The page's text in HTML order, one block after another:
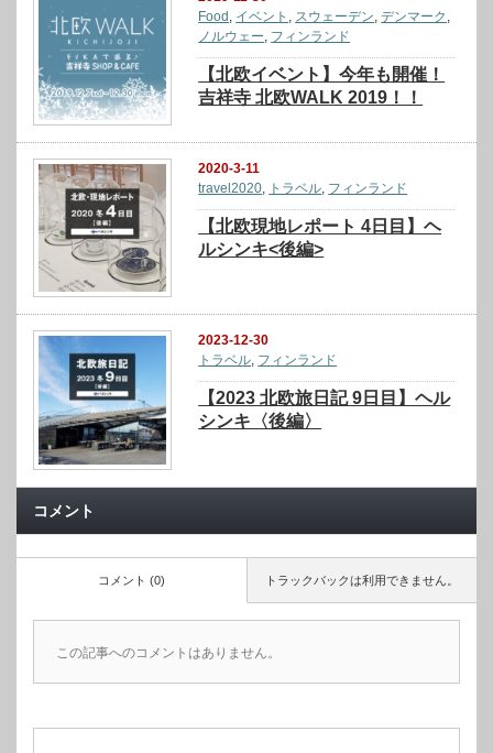
Food イベント スウェーデン ,デンマーク
ノルウェー フィンランド
【北欧イベント】今年も開催！
吉祥寺 北欧WALK 2019！！
2020-3-11
travel2020, トラベル, フィンランド
【北欧現地レポート 4日目】ヘ
ルシンキ<後編>
2023-12-30
トラベル, フィンランド
【2023 北欧旅日記 9日目】ヘル
シンキ〈後編〉
コメント
トラックバックは利用できません。
コメント (0)
この記事へのコメントはありません。